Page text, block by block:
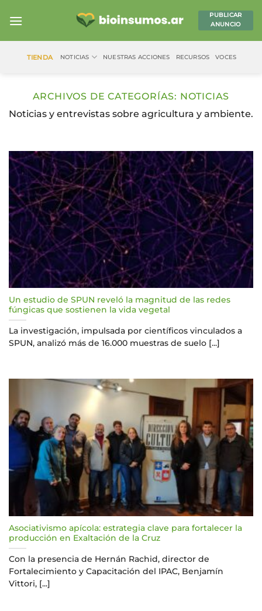
PUBLICAR
ANUNCIO
TIENDA NOTICIAS NUESTRAS ACCIONES RECURSOS VOCES
ARCHIVOS DE CATEGORÍAS: NOTICIAS
Noticias y entrevistas sobre agricultura y ambiente.
Un estudio de SPUN reveló la magnitud de las redes
fúngicas que sostienen la vida vegetal
La investigación, impulsada por científicos vinculados a
SPUN, analizó más de 16.000 muestras de suelo [...]
Asociativismo apícola: estrategia clave para fortalecer la
producción en Exaltación de la Cruz
Con la presencia de Hernán Rachid, director de
Fortalecimiento y Capacitación del IPAC, Benjamín
Vittori, [...]